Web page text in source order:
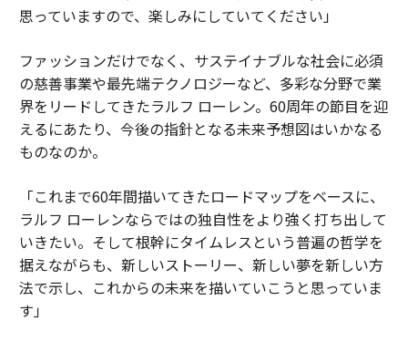
思っていますので、楽しみにしていてください」
ファッションだけでなく、サステイナブルな社会に必須
の慈善事業や最先端テクノロジーなど、多彩な分野で業
界をリードしてきたラルフ ローレン。60周年の節目を迎
えるにあたり、今後の指針となる未来予想図はいかなる
ものなのか。
「これまで60年間描いてきたロードマップをベースに、
ラルフ ローレンならではの独自性をより強く打ち出して
いきたい。そして根幹にタイムレスという普遍の哲学を
据えながらも、新しいストーリー、新しい夢を新しい方
法で示し、これからの未来を描いていこうと思っていま
す」